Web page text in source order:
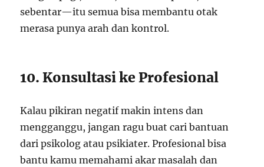
sebentar—itu semua bisa membantu otak
merasa punya arah dan kontrol.
10. Konsultasi ke Profesional
Kalau pikiran negatif makin intens dan
mengganggu, jangan ragu buat cari bantuan
dari psikolog atau psikiater. Profesional bisa
bantu kamu memahami akar masalah dan